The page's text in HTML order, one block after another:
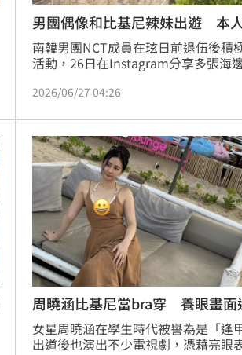
男團偶像和比基尼辣妹出遊 本
南韓男團NCT成員在玹日前退伍後積
活動，26日在Instagram分享多張海
長髮女子一同走向海中的畫面，意外
議。
2026/06/27 04:26
周曉涵比基尼當bra穿 養眼畫面
女星周曉涵在學生時代被譽為是「逢
出道後也演出不少電視劇，憑藉亮眼